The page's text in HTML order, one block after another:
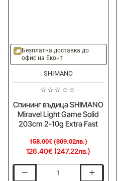
Ново
-20%
Безплатна доставка до
офис на Еконт
SHIMANO
Спининг въдица SHIMANO
Miravel Light Game Solid
203cm 2-10g Extra Fast
126.40€ (247.22лв.)
158.00€ (309.02лв.)